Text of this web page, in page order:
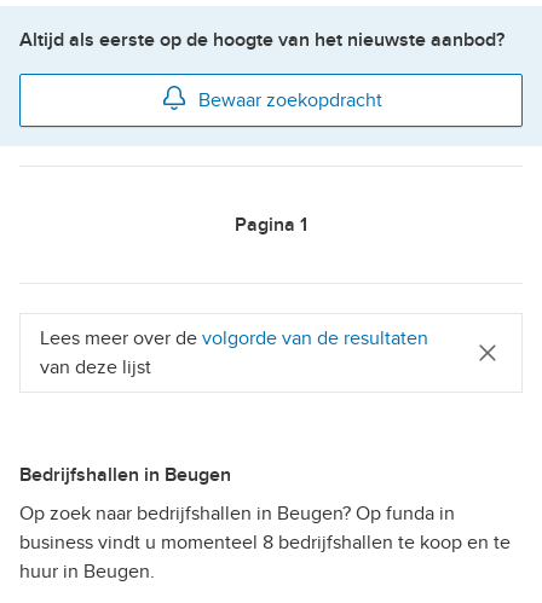
Altijd als eerste op de hoogte van het nieuwste aanbod?
Bewaar zoekopdracht
Pagina 1
Lees meer over de volgorde van de resultaten
van deze lijst
Bedrijfshallen in Beugen
Op zoek naar bedrijfshallen in Beugen? Op funda in
business vindt u momenteel 8 bedrijfshallen te koop en te
huur in Beugen.